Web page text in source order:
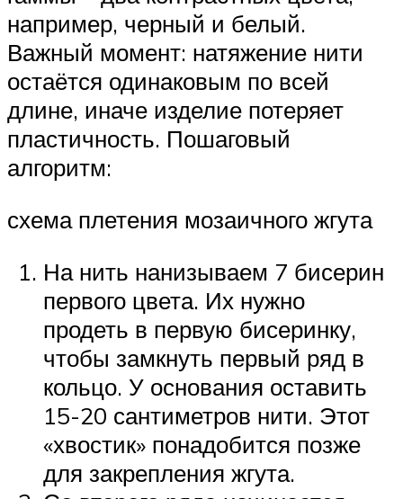
например, черный и белый.
Важный момент: натяжение нити
остаётся одинаковым по всей
длине, иначе изделие потеряет
пластичность. Пошаговый
алгоритм:
схема плетения мозаичного жгута
На нить нанизываем 7 бисерин
первого цвета. Их нужно
продеть в первую бисеринку,
чтобы замкнуть первый ряд в
кольцо. У основания оставить
15-20 сантиметров нити. Этот
«хвостик» понадобится позже
для закрепления жгута.